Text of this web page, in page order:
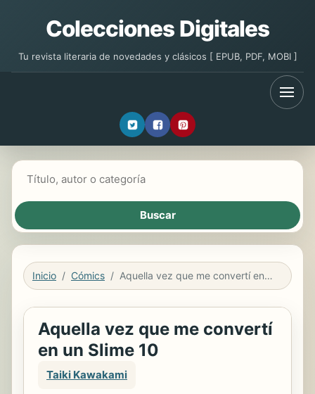
Colecciones Digitales
Tu revista literaria de novedades y clásicos [ EPUB, PDF, MOBI ]
Inicio Cómics Aquella vez que me convertí en un Slime 10
Aquella vez que me convertí
en un Slime 10
Taiki Kawakami